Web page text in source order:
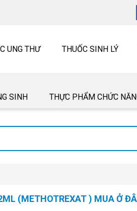
UNG THƯ THUỐC SINH LÝ
SINH THỰC PHẨM CHỨC
(METHOTREXAT ) MUA Ở